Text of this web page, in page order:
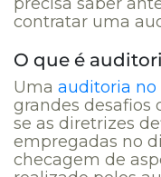
contratar uma
O que é
Uma auditoria no
grandes desafios
se as diretrizes
empregadas no
checagem de